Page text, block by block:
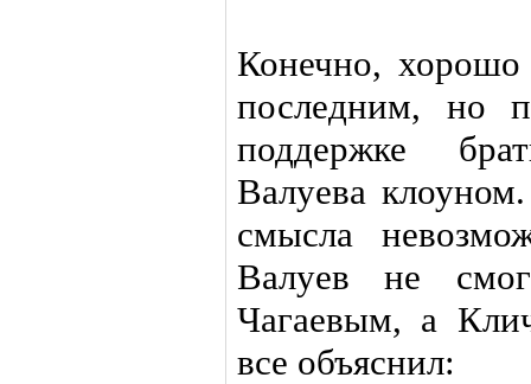
Конечно, хорошо
последним, но
поддержке
Валуева
смысла
Валуев не
Чагаевым, а
все объяснил: